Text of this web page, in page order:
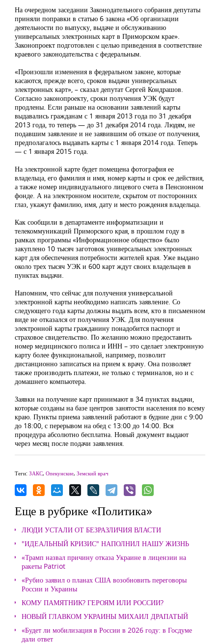
На очередном заседании Законодательного собрания депутаты
приняли поправки в статью 6 закона «Об организации
деятельности по выпуску, выдаче и обслуживанию
универсальных электронных карт в Приморском крае».
Законопроект подготовлен с целью приведения в соответствие
краевого законодательства с федеральным.
«Произошли изменения в федеральном законе, которые
касаются, прежде всего, сроков выдачи универсальных
электронных карт», – сказал депутат Сергей Кондрашов.
Согласно законопроекту, сроки получения УЭК будут
продлены. Если раньше на основании заявлений карты
выдавались гражданам с 1 января 2013 года по 31 декабря
2013 года, то теперь — до 31 декабря 2014 года. Людям, не
подавшим заявление и не заявившим об отказе от получения,
предполагалось выдавать карты с 1 января 2014 года. Теперь
— с 1 января 2015 года.
На электронной карте будет помещена фотография ее
владельца, его фамилия и имя, номер карты и срок ее действия,
а также номер индивидуального лицевого счета в Пенсионном
фонде. А на электронном носителе, скрытом от посторонних
глаз, укажут фамилию, имя, дату и место рождения владельца.
Как сообщили в департаменте информатизации и
телекоммуникаций Приморского края, в прошлом году в
рамках программы «Информационное общество» было
закуплено 10 тысяч заготовок универсальных электронных
карт для обеспечения потребности жителей края. Уже выдано
около трех тысяч УЭК и 600 карт ждут своих владельцев в
пунктах выдачи.
Напомним, что сейчас для получения универсальной
электронной карты необходимо написать заявление. Со
следующего года карты должны выдать всем, кто в письменном
виде не отказался от получения УЭК. Для получения
электронной карты гражданину понадобится паспорт и
страховое свидетельство. По желанию можно предоставить
номер медицинского полиса и ИНН – это сделает электронную
карту более функциональной, например, позволит
дистанционно записаться на прием к врачу. Она позволяет
также производить платежи, не только с терминалов, но и с
домашнего компьютера.
Заявки на получение карт принимают в 34 пунктах выдачи,
которые созданы на базе центров занятости населения по всему
краю. Пункты приема заявлений работают в будние дни с 9:00
до 18:00, с перерывом на обед с 13:00 до 14:00. Вся
процедура абсолютно бесплатна. Новый документ выдают
через месяц после подачи заявления.
Теги: ЗАКС, Опекунские, Земский врач
Еще в рубрике «Политика»
ЛЮДИ УСТАЛИ ОТ БЕЗРАЗЛИЧИЯ ВЛАСТИ
"ИДЕАЛЬНЫЙ КРИЗИС" НАПОЛНИЛ НАШУ ЖИЗНЬ
«Трамп назвал причину отказа Украине в лицензии на
ракеты Patriot
«Рубио заявил о планах США возобновить переговоры
России и Украины
КОМУ ПАМЯТНИК? ГЕРОЯМ ИЛИ РОССИИ?
НОВЫЙ ГЛАВКОМ УКРАИНЫ МИХАИЛ ДРАПАТЫЙ
«Будет ли мобилизация в России в 2026 году: в Госдуме
дали ответ